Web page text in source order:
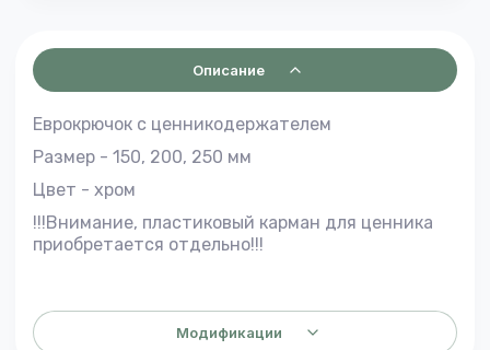
Описание
Еврокрючок с ценникодержателем
Размер - 150, 200, 250 мм
Цвет - хром
!!!Внимание, пластиковый карман для ценника
приобретается отдельно!!!
Модификации